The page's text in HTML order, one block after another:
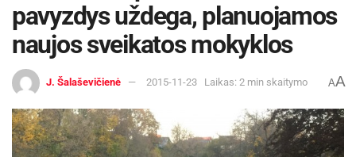
pavyzdys uždega, planuojamos
naujos sveikatos mokyklos
J. Šalaševičienė 2015-11-23 Laikas: 2 min skaitymo AA